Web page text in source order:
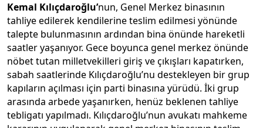
Kemal Kılıçdaroğlu’nun, Genel Merkez binasının
tahliye edilerek kendilerine teslim edilmesi yönünde
talepte bulunmasının ardından bina önünde hareketli
saatler yaşanıyor. Gece boyunca genel merkez önünde
nöbet tutan milletvekilleri giriş ve çıkışları kapatırken,
sabah saatlerinde Kılıçdaroğlu’nu destekleyen bir grup
kapıların açılması için parti binasına yürüdü. İki grup
arasında arbede yaşanırken, henüz beklenen tahliye
tebligatı yapılmadı. Kılıçdaroğlu’nun avukatı mahkeme